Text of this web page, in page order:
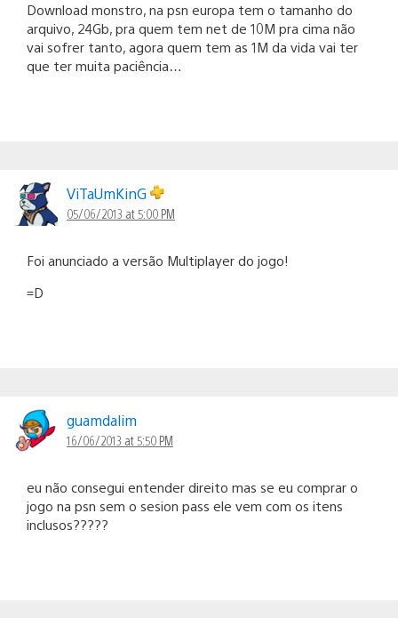
Download monstro, na psn europa tem o tamanho do
arquivo, 24Gb, pra quem tem net de 10M pra cima não
vai sofrer tanto, agora quem tem as 1M da vida vai ter
que ter muita paciência…
ViTaUmKinG
05/06/2013 at 5:00 PM
Foi anunciado a versão Multiplayer do jogo!
=D
guamdalim
16/06/2013 at 5:50 PM
eu não consegui entender direito mas se eu comprar o
jogo na psn sem o sesion pass ele vem com os itens
inclusos?????